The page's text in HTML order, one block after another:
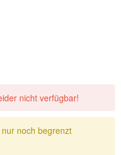
nicht verfügbar!
noch begrenzt